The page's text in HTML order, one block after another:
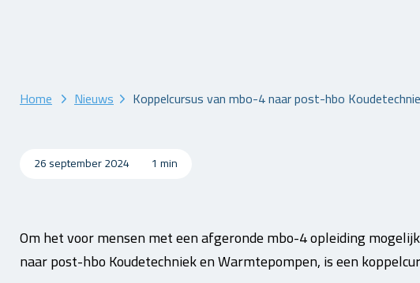
Home Nieuws Koppelcursus van mbo-4 naar post-hbo
26 september 2024 1 min
Om het voor mensen met een afgeronde mbo-4 opleiding
naar post-hbo Koudetechniek en Warmtepompen, is een